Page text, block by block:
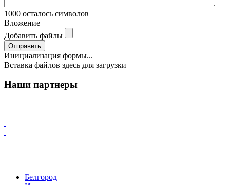
1000 осталось символов
Вложение
Добавить файлы
Отправить
Инициализация формы...
Вставка файлов здесь для загрузки
Наши партнеры
Белгород